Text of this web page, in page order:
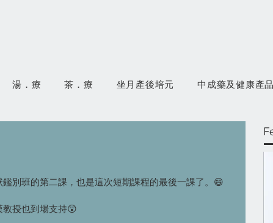
湯．療 茶．療 坐月產後培元 中成藥及健康產品
別班的第二課，也是這次短期課程的最後一課了。😄
授也到場支持😲